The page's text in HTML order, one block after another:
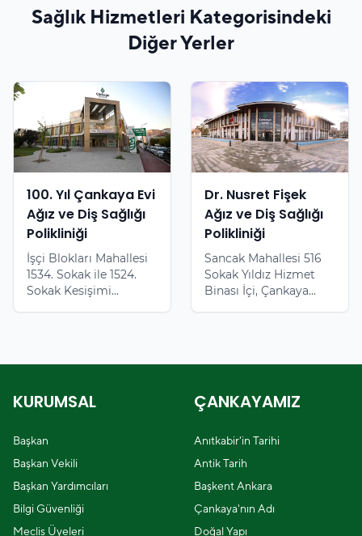
Sağlık Hizmetleri Kategorisindeki
Diğer Yerler
100. Yıl Çankaya Evi
Ağız ve Diş Sağlığı
Polikliniği
İşçi Blokları Mahallesi
1534. Sokak ile 1524.
Sokak Kesişimi...
Dr. Nusret Fişek
Ağız ve Diş Sağlığı
Polikliniği
Sancak Mahallesi 516
Sokak Yıldız Hizmet
Binası İçi, Çankaya...
KURUMSAL
Başkan
Başkan Vekili
Başkan Yardımcıları
Bilgi Güvenliği
Meclis Üyeleri
ÇANKAYAMIZ
Anıtkabir'in Tarihi
Antik Tarih
Başkent Ankara
Çankaya'nın Adı
Doğal Yapı